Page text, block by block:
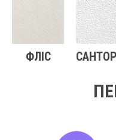
ФЛІС